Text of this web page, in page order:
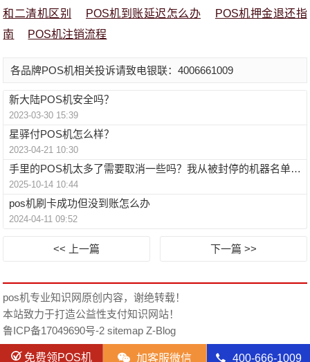
和二清机区别
POS机到账延迟怎么办
POS机押金退还指
南
POS机注销流程
各品牌POS机相关投诉请致电银联：4006661009
新大陆POS机安全吗？
2023-03-30 15:39
星驿付POS机怎么样？
2023-04-21 10:30
手里的POS机太多了需要取消一些吗？我从被封停的机器名单里总结了三条规律一定要看！
2025-10-14 10:44
pos机刷卡成功但没到账怎么办
2024-04-11 09:52
<< 上一篇 下一篇 >>
pos机专业知识网原创内容，谢绝转载！
本站致力于打造公益性支付知识网站！
鲁ICP备17049690号-2 sitemap Z-Blog
免费领POS机 󦘑 加客服微信 󦁁 400-666-1009